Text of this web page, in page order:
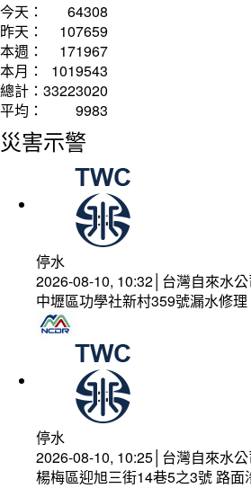
今天：
64308
昨天：
107659
本週：
171967
本月：
1019543
總計： 33223020
平均：
9983
災害示警
停水
2026-08-10, 10:32│台灣自來水
中壢區功學社新村359號漏水修理
停水
2026-08-10, 10:25│台灣自來水
楊梅區迎旭三街14巷5之3號 路面